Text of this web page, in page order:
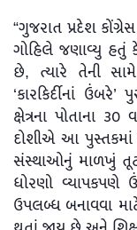
“ગુજરાત પ્રદેશ
ગોહિલે જણાવ્યુ હતું
છે, ત્યારે તેની સામે
‘કારકિર્દીનાં
ક્ષેત્રના પોતાના
દોશીએ આ પુસ્તકમાં
સંસ્થાઓનું માળખું
ધોરણો
ઉપલબ્ધ બનાવવા